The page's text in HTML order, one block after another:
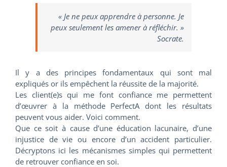
« Je ne peux apprendre à personne. Je
peux seulement les amener à réfléchir. »
Socrate.
Il y a des principes fondamentaux qui sont mal
expliqués or ils empêchent la réussite de la majorité.
Les client(e)s qui me font confiance me permettent
d’œuvrer à la méthode PerfectA dont les résultats
peuvent vous aider. Voici comment.
Que ce soit à cause d’une éducation lacunaire, d’une
injustice de vie ou encore d’un accident particulier.
Décryptons ici les mécanismes simples qui permettent
de retrouver confiance en soi.